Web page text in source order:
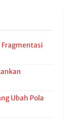
Fragmentasi
Ubah Pola